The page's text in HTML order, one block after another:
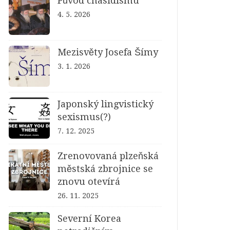
4. 5. 2026
Mezisvěty Josefa Šímy
3. 1. 2026
Japonský lingvistický
sexismus(?)
7. 12. 2025
Zrenovovaná plzeňská
městská zbrojnice se
znovu otevírá
26. 11. 2025
Severní Korea